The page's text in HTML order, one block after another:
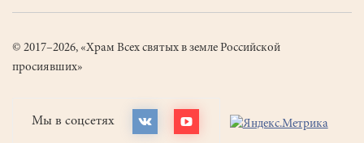
© 2017–2026, «Храм Всех святых в земле Российской
просиявших»
Мы в соцсетях